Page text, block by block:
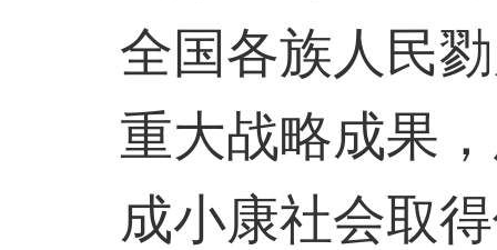
全国各族人民
重大战略成果
成小康社会取